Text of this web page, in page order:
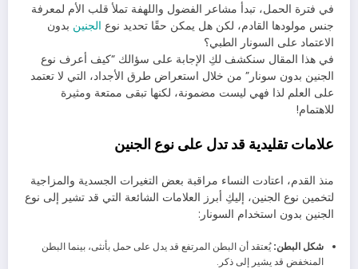
في فترة الحمل، تبدأ مشاعر الفضول واللهفة تملأ قلب الأم لمعرفة
جنس مولودها القادم، لكن هل يمكن حقًا تحديد نوع الجنين بدون
الاعتماد على السونار الطبي؟
في هذا المقال سنكشف لكِ الإجابة على سؤالك “كيف أعرف نوع
الجنين بدون سونار” من خلال استعراض طرق الأجداد، التي لا تعتمد
على العلم لذا فهي ليست مضمونة، لكنها تبقى ممتعة ومثيرة
للاهتمام!
علامات تقليدية قد تدل على نوع الجنين
منذ القدم، اعتادت النساء مراقبة بعض التغيرات الجسدية والمزاجية
لتخمين نوع الجنين، إليكِ أبرز العلامات الشائعة التي قد تشير إلى نوع
الجنين بدون استخدام السونار:
شكل البطن:يُعتقد أن البطن المرتفع قد يدل على حمل بأنثى، بينما البطن
المنخفض قد يشير إلى ذكر.